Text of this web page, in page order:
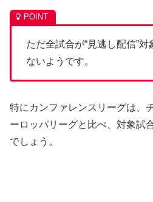
ただ全試合が“見逃し配信”
ないようです。
特にカンファレンスリーグは、
ーロッパリーグと比べ、対象試
でしょう。